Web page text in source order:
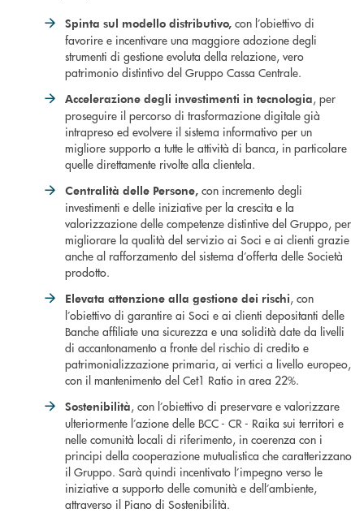
Spinta sul modello distributivo, con l’obiettivo di
favorire e incentivare una maggiore adozione degli
strumenti di gestione evoluta della relazione, vero
patrimonio distintivo del Gruppo Cassa Centrale.
Accelerazione degli investimenti in tecnologia, per
proseguire il percorso di trasformazione digitale già
intrapreso ed evolvere il sistema informativo per un
migliore supporto a tutte le attività di banca, in particolare
quelle direttamente rivolte alla clientela.
Centralità delle Persone, con incremento degli
investimenti e delle iniziative per la crescita e la
valorizzazione delle competenze distintive del Gruppo, per
migliorare la qualità del servizio ai Soci e ai clienti grazie
anche al rafforzamento del sistema d’offerta delle Società
prodotto.
Elevata attenzione alla gestione dei rischi, con
l’obiettivo di garantire ai Soci e ai clienti depositanti delle
Banche affiliate una sicurezza e una solidità date da livelli
di accantonamento a fronte del rischio di credito e
patrimonializzazione primaria, ai vertici a livello europeo,
con il mantenimento del Cet1 Ratio in area 22%.
Sostenibilità, con l’obiettivo di preservare e valorizzare
ulteriormente l’azione delle BCC - CR - Raika sui territori e
nelle comunità locali di riferimento, in coerenza con i
principi della cooperazione mutualistica che caratterizzano
il Gruppo. Sarà quindi incentivato l’impegno verso le
iniziative a supporto delle comunità e dell’ambiente,
attraverso il Piano di Sostenibilità.